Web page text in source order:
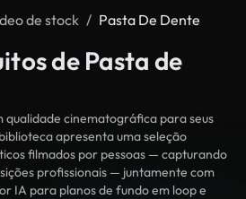
de stock Pasta De Dente
de Pasta de
qualidade cinematográfica para seus
apresenta uma seleção
filmados por pessoas — capturando
profissionais — juntamente com
IA para planos de fundo em loop e